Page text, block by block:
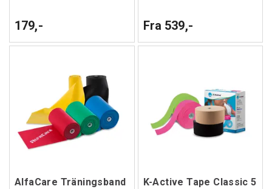
179,- Fra 539,-
AlfaCare Träningsband
K-Active Tape Classic 5